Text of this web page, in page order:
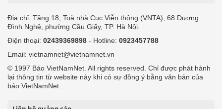
Địa chỉ: Tầng 18, Toà nhà Cục Viễn thông (VNTA), 68 Dương
Đình Nghệ, phường Cầu Giấy, TP. Hà Nội.
Điện thoại: 02439369898 - Hotline: 0923457788
Email: vietnamnet@vietnamnet.vn
© 1997 Báo VietNamNet. All rights reserved. Chỉ được phát hành
lại thông tin từ website này khi có sự đồng ý bằng văn bản của
báo VietNamNet.